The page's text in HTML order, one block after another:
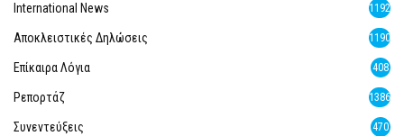
International News 1192
Αποκλειστικές Δηλώσεις 1190
Επίκαιρα Λόγια 408
Ρεπορτάζ 1386
Συνεντεύξεις 470